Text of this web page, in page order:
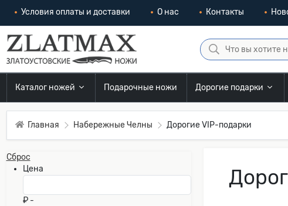
Условия оплаты и доставки О нас Контакты
Каталог ножей Подарочные ножи Дорогие подарки
Главная Набережные Челны Дорогие VIP-подарки
Сброс
Цена
₽ -